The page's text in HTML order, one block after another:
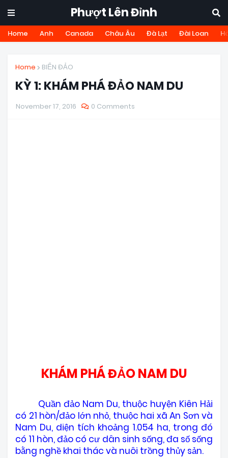
Phượt Lên Đỉnh
Home Anh Canada Châu Âu Đà Lạt Đài Loan
Home BIỂN ĐẢO
KỲ 1: KHÁM PHÁ ĐẢO NAM DU
November 17, 2016 0 Comments
KHÁM PHÁ ĐẢO NAM DU
Quần đảo Nam Du, thuộc huyện Kiên Hải
có 21 hòn/đảo lớn nhỏ, thuộc hai xã An Sơn và
Nam Du, diện tích khoảng 1.054 ha, trong đó
có 11 hòn, đảo có cư dân sinh sống, đa số sống
bằng nghề khai thác và nuôi trồng thủy sản.